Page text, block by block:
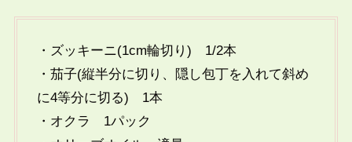
・ズッキーニ(1cm輪切り) 1/2本
・茄子(縦半分に切り、隠し包丁を入れて斜め
に4等分に切る) 1本
・オクラ 1パック